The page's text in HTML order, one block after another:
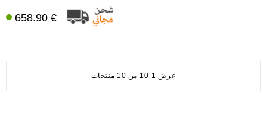
658.90 €
عرض 1-10 من 10 منتجات